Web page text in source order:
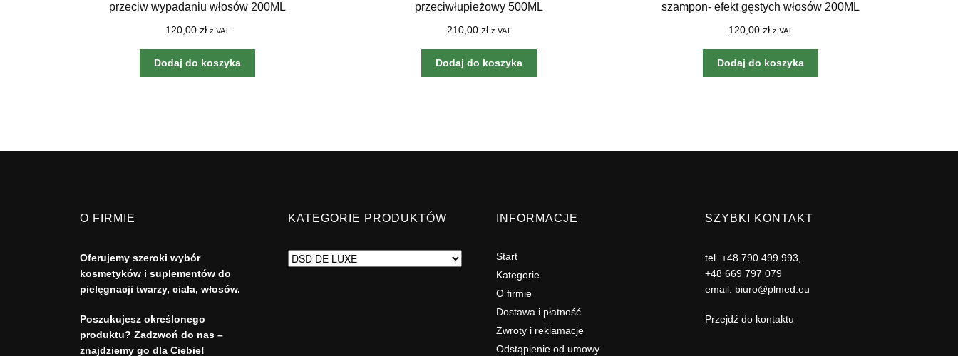
przeciw wypadaniu włosów 200ML
120,00 zł z VAT
Dodaj do koszyka
przeciwłupieżowy 500ML
210,00 zł z VAT
Dodaj do koszyka
szampon- efekt gęstych włosów 200ML
120,00zł z VAT
Dodaj do koszyka
O FIRMIE
Oferujemy szeroki wybór
kosmetyków i suplementów do
pielęgnacji twarzy, ciała, włosów.
Poszukujesz określonego
produktu? Zadzwoń do nas –
znajdziemy go dla Ciebie!
KATEGORIE PRODUKTÓW INFORMACJE
Start
Kategorie
O firmie
Dostawa i płatność
Zwroty i reklamacje
Odstąpienie od umowy
SZYBKI KONTAKT
tel. +48 790 499 993,
+48 669 797 079
email: biuro@plmed.eu
Przejdź do kontaktu